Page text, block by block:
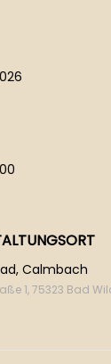
Calmbach
1, 75323 Bad